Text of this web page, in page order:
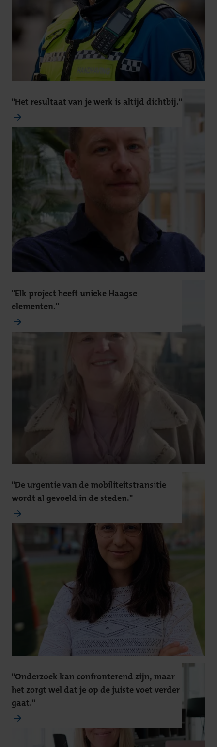
"Het resultaat van je werk is altijd dichtbij."
"Elk project heeft unieke Haagse
elementen."
"De urgentie van de mobiliteitstransitie
wordt al gevoeld in de steden."
"Onderzoek kan confronterend zijn, maar
het zorgt wel dat je op de juiste voet verder
gaat."